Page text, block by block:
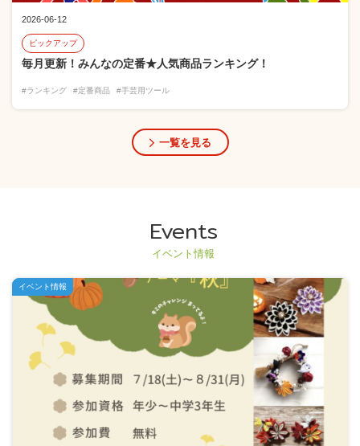
2026-06-12
ピックアップ
毎月更新！みんなの定番★人気商品ランキング！
#ランキング #定番商品 #手芸用ツール
一覧を見る
Events
イベント情報
イベント情報